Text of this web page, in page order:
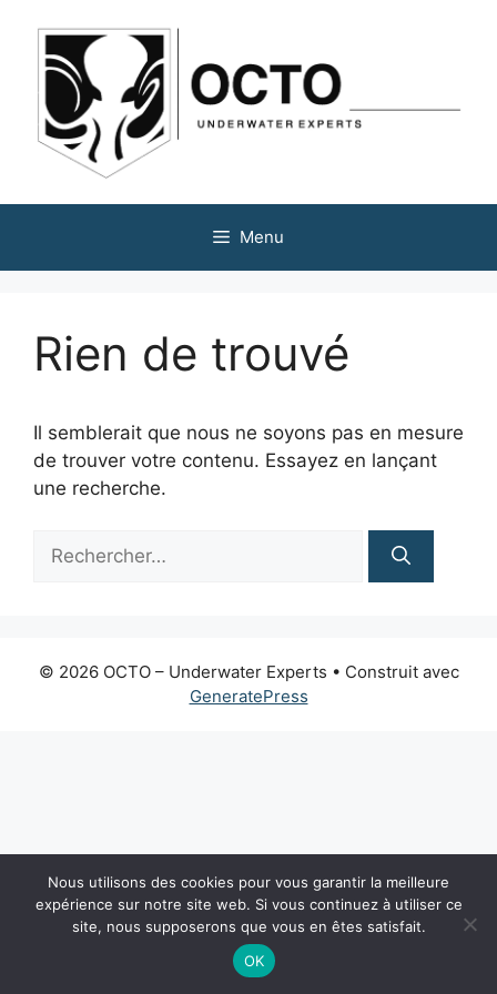
contenu
Menu
Rien de trouvé
Il semblerait que nous ne soyons pas en mesure
de trouver votre contenu. Essayez en lançant
une recherche.
Rechercher :
© 2026 OCTO – Underwater Experts • Construit avec
GeneratePress
Nous utilisons des cookies pour vous garantir la meilleure
expérience sur notre site web. Si vous continuez à utiliser ce
site, nous supposerons que vous en êtes satisfait.
OK